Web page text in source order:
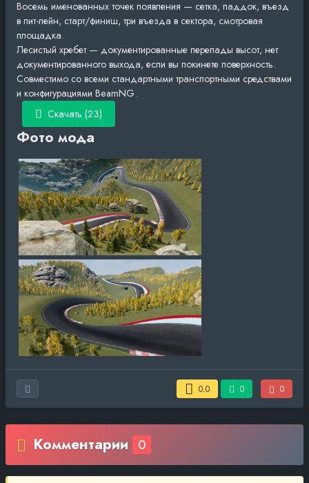
Восемь именованных точек появления — сетка, паддок, въезд
в пит-лейн, старт/финиш, три въезда в сектора, смотровая
площадка.
Лесистый хребет — документированные перепады высот, нет
документированного выхода, если вы покинете поверхность.
Совместимо со всеми стандартными транспортными средствами
и конфигурациями BeamNG.
Скачать (23)
Фото мода
0.0 0 0
Комментарии 0